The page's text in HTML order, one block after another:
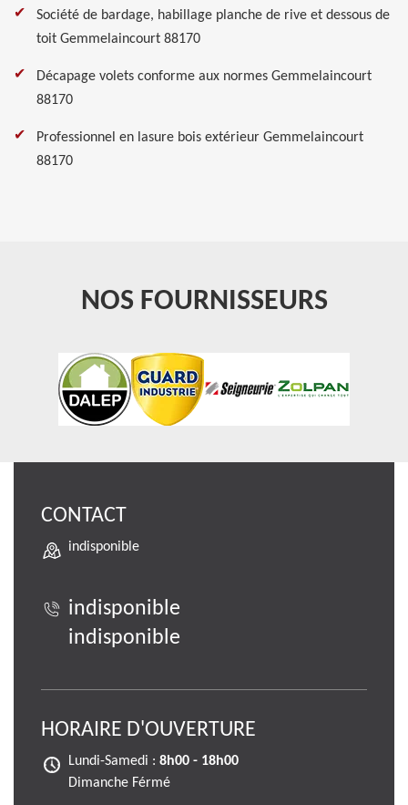
Société de bardage, habillage planche de rive et dessous de
toit Gemmelaincourt 88170
Décapage volets conforme aux normes Gemmelaincourt
88170
Professionnel en lasure bois extérieur Gemmelaincourt
88170
NOS FOURNISSEURS
CONTACT
indisponible
indisponible
indisponible
HORAIRE D'OUVERTURE
Lundi-Samedi : 8h00 - 18h00
Dimanche Férmé